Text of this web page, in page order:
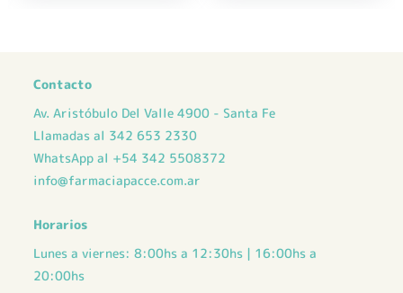
Contacto
Av. Aristóbulo Del Valle 4900 - Santa Fe
Llamadas al 342 653 2330
WhatsApp al +54 342 5508372
info@farmaciapacce.com.ar
Horarios
Lunes a viernes: 8:00hs a 12:30hs | 16:00hs a
20:00hs